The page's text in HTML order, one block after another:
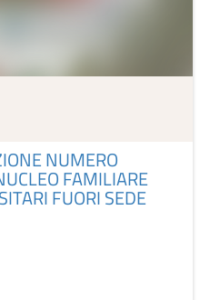
NUMERO
FAMILIARE
FUORI SEDE